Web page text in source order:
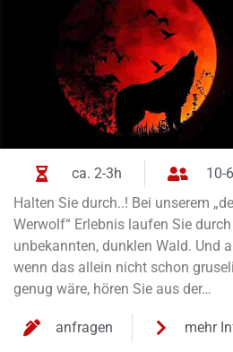
ca. 2-3h
10-
Halten Sie durch..! Bei unserem
Werwolf“ Erlebnis laufen Sie
unbekannten, dunklen Wald. Und
wenn das allein nicht schon
genug wäre, hören Sie aus der…
anfragen mehr